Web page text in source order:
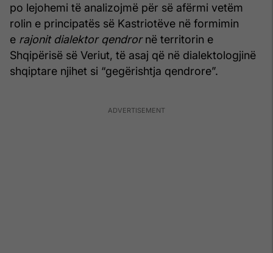
po lejohemi të analizojmë për së afërmi vetëm
rolin e principatës së Kastriotëve në formimin
e rajonit dialektor qendrornë territorin e
Shqipërisë së Veriut, të asaj që në dialektologjinë
shqiptare njihet si “gegërishtja qendrore”.